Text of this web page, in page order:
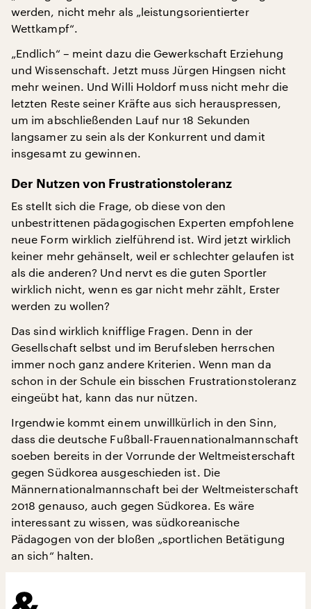
werden, nicht mehr als „leistungsorientierter
Wettkampf“.
„Endlich“ – meint dazu die Gewerkschaft Erziehung
und Wissenschaft. Jetzt muss Jürgen Hingsen nicht
mehr weinen. Und Willi Holdorf muss nicht mehr die
letzten Reste seiner Kräfte aus sich herauspressen,
um im abschließenden Lauf nur 18 Sekunden
langsamer zu sein als der Konkurrent und damit
insgesamt zu gewinnen.
Der Nutzen von Frustrationstoleranz
Es stellt sich die Frage, ob diese von den
unbestrittenen pädagogischen Experten empfohlene
neue Form wirklich zielführend ist. Wird jetzt wirklich
keiner mehr gehänselt, weil er schlechter gelaufen ist
als die anderen? Und nervt es die guten Sportler
wirklich nicht, wenn es gar nicht mehr zählt, Erster
werden zu wollen?
Das sind wirklich knifflige Fragen. Denn in der
Gesellschaft selbst und im Berufsleben herrschen
immer noch ganz andere Kriterien. Wenn man da
schon in der Schule ein bisschen Frustrationstoleranz
eingeübt hat, kann das nur nützen.
Irgendwie kommt einem unwillkürlich in den Sinn,
dass die deutsche Fußball-Frauennationalmannschaft
soeben bereits in der Vorrunde der Weltmeisterschaft
gegen Südkorea ausgeschieden ist. Die
Männernationalmannschaft bei der Weltmeisterschaft
2018 genauso, auch gegen Südkorea. Es wäre
interessant zu wissen, was südkoreanische
Pädagogen von der bloßen „sportlichen Betätigung
an sich“ halten.